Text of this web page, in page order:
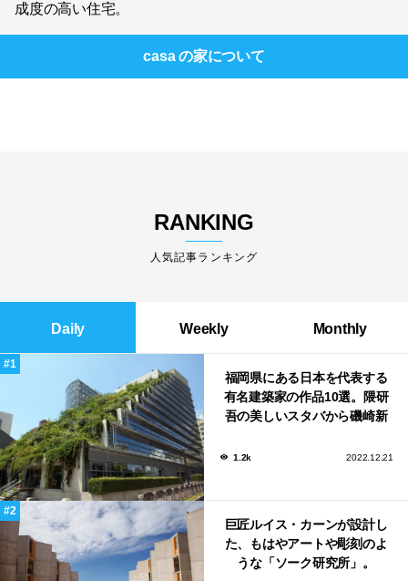
成度の高い住宅。
casa の家について
RANKING
人気記事ランキング
Daily Weekly Monthly
福岡県にある日本を代表する
有名建築家の作品10選。隈研
吾の美しいスタバから磯崎新
1.2k 2022.12.21
巨匠ルイス・カーンが設計し
た、もはやアートや彫刻のよ
うな「ソーク研究所」。